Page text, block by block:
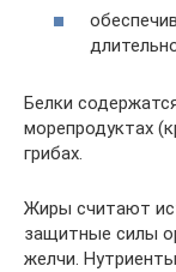
Белки
морепродуктах
грибах.
Жиры считают
защитные силы
желчи.